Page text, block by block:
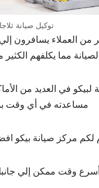
توكيل صيانة
من العملاء يسافرون
الصيانة مما يكلفهم
لبيكو في العديد من
مساعدته في أي وقت
لكم مركز صيانة بيكو
وقت ممكن إلي